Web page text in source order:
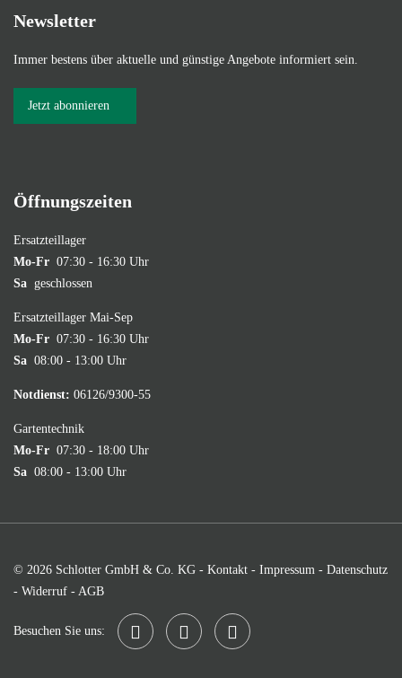
Newsletter
Immer bestens über aktuelle und günstige Angebote informiert sein.
Jetzt abonnieren
Öffnungszeiten
Ersatzteillager
Mo-Fr 07:30 - 16:30 Uhr
Sa geschlossen
Ersatzteillager Mai-Sep
Mo-Fr 07:30 - 16:30 Uhr
Sa 08:00 - 13:00 Uhr
Notdienst: 06126/9300-55
Gartentechnik
Mo-Fr 07:30 - 18:00 Uhr
Sa 08:00 - 13:00 Uhr
© 2026 Schlotter GmbH & Co. KG - Kontakt - Impressum - Datenschutz
- Widerruf - AGB
Besuchen Sie uns: